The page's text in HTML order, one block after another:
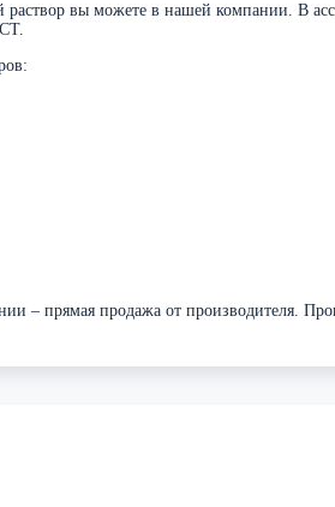
вы можете в нашей компании. В
– прямая продажа от производителя.